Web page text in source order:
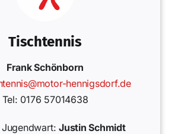
Tischtennis
Frank Schönborn
hennigsdorf.de
Tel: 0176 57014638
Jugendwart:Justin Schmidt